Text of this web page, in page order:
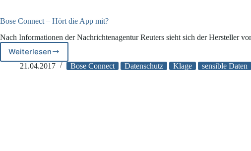
Bose Connect – Hört die App mit?
Nach Informationen der Nachrichtenagentur Reuters sieht sich der Hersteller
Weiterlesen
Bose
Connect
21.04.2017 Bose Connect Datenschutz Klage sensible Daten